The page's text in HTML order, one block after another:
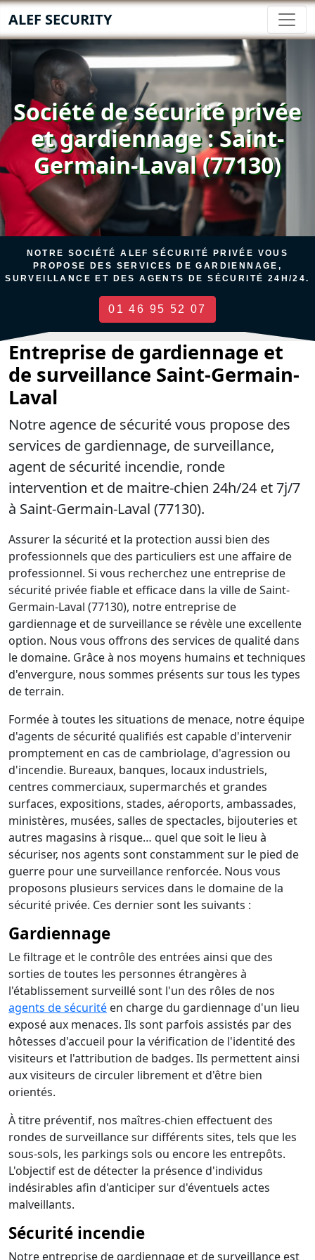
ALEF SECURITY
Société de sécurité privée
et gardiennage : Saint-
Germain-Laval (77130)
NOTRE SOCIÉTÉ ALEF SÉCURITÉ PRIVÉE VOUS
PROPOSE DES SERVICES DE GARDIENNAGE,
SURVEILLANCE ET DES AGENTS DE SÉCURITÉ 24H/24.
01 46 95 52 07
Entreprise de gardiennage et
de surveillance Saint-Germain-
Laval
Notre agence de sécurité vous propose des
services de gardiennage, de surveillance,
agent de sécurité incendie, ronde
intervention et de maitre-chien 24h/24 et 7j/7
à Saint-Germain-Laval (77130).
Assurer la sécurité et la protection aussi bien des
professionnels que des particuliers est une affaire de
professionnel. Si vous recherchez une entreprise de
sécurité privée fiable et efficace dans la ville de Saint-
Germain-Laval (77130), notre entreprise de
gardiennage et de surveillance se révèle une excellente
option. Nous vous offrons des services de qualité dans
le domaine. Grâce à nos moyens humains et techniques
d'envergure, nous sommes présents sur tous les types
de terrain.
Formée à toutes les situations de menace, notre équipe
d'agents de sécurité qualifiés est capable d'intervenir
promptement en cas de cambriolage, d'agression ou
d'incendie. Bureaux, banques, locaux industriels,
centres commerciaux, supermarchés et grandes
surfaces, expositions, stades, aéroports, ambassades,
ministères, musées, salles de spectacles, bijouteries et
autres magasins à risque… quel que soit le lieu à
sécuriser, nos agents sont constamment sur le pied de
guerre pour une surveillance renforcée. Nous vous
proposons plusieurs services dans le domaine de la
sécurité privée. Ces dernier sont les suivants :
Gardiennage
Le filtrage et le contrôle des entrées ainsi que des
sorties de toutes les personnes étrangères à
l'établissement surveillé sont l'un des rôles de nos
agents de sécurité en charge du gardiennage d'un lieu
exposé aux menaces. Ils sont parfois assistés par des
hôtesses d'accueil pour la vérification de l'identité des
visiteurs et l'attribution de badges. Ils permettent ainsi
aux visiteurs de circuler librement et d'être bien
orientés.
À titre préventif, nos maîtres-chien effectuent des
rondes de surveillance sur différents sites, tels que les
sous-sols, les parkings sols ou encore les entrepôts.
L'objectif est de détecter la présence d'individus
indésirables afin d'anticiper sur d'éventuels actes
malveillants.
Sécurité incendie
Notre entreprise de gardiennage et de surveillance est